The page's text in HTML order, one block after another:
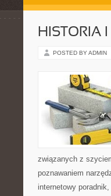
HISTORIA
POSTED BY ADMIN
związanych z
poznawaniem
internetowy